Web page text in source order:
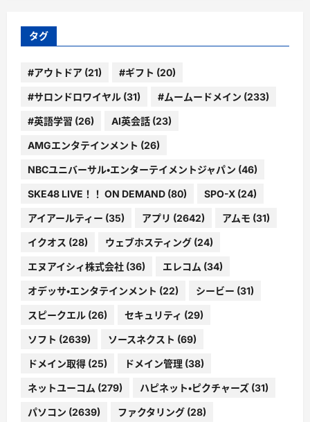
ー
タグ
#アウトドア (21) #ギフト (20)
#サロンドロワイヤル (31) #ムームードメイン (233)
#英語学習 (26) AI英会話 (23)
AMGエンタテインメント (26)
NBCユニバーサル・エンターテイメントジャパン (46)
SKE48 LIVE！！ ON DEMAND (80) SPO-X (24)
アイアールティー (35) アプリ (2642) アムモ (31)
イクオス (28) ウェブホスティング (24)
エヌアイシィ株式会社 (36) エレコム (34)
オデッサ・エンタテインメント (22) シービー (31)
スピークエル (26) セキュリティ (29)
ソフト (2639) ソースネクスト (69)
ドメイン取得 (25) ドメイン管理 (38)
ネットユーコム (279) ハピネット・ピクチャーズ (31)
パソコン (2639) ファクタリング (28)